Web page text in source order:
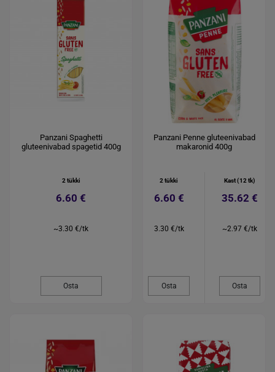
Panzani Spaghetti
gluteenivabad spagetid 400g
2 tükki
6.60 €
~3.30 €/tk
Osta
Panzani Penne gluteenivabad
makaronid 400g
2 tükki
6.60 €
3.30 €/tk
Osta
Kast (12 tk)
35.62 €
~2.97 €/tk
Osta